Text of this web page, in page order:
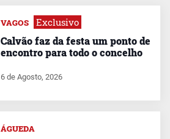
VAGOS Exclusivo
Calvão faz da festa um ponto de
encontro para todo o concelho
6 de Agosto, 2026
ÁGUEDA